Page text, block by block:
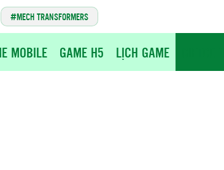
MECH TRANSFORMERS
MOBILE GAME H5 LỊCH GAME